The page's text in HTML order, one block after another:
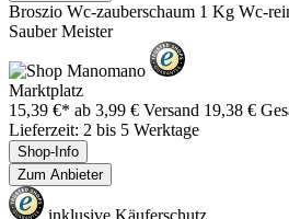
Broszio Wc-zauberschaum 1 Kg Wc-
Sauber Meister
Marktplatz
15,39 €* ab 3,99 € Versand 19,38 €
Lieferzeit: 2 bis 5 Werktage
Shop-Info
Zum Anbieter
inklusive Käuferschutz